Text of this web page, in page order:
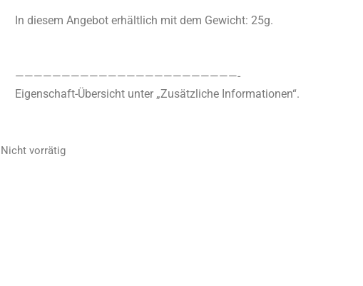
In diesem Angebot erhältlich mit dem Gewicht: 25g.
————————————————————————-
Eigenschaft-Übersicht unter „Zusätzliche Informationen“.
Nicht vorrätig